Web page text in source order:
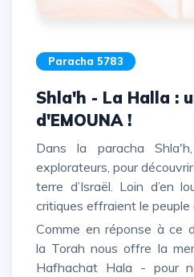
Paracha 5783
Shla'h - La Halla : un booster
d'EMOUNA !
Dans la paracha Shla'h, Moshé envoie des
explorateurs, pour
terre d’Israël. Loin d’en
critiques effraient le peuple
Comme en réponse à ce douloureux événement,
la Torah nous offre la
Hafhachat Hala - pour